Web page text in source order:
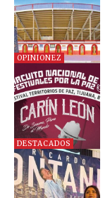
OPINIONEZ
DESTACADOS